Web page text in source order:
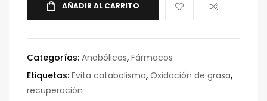
AÑADIR AL CARRITO
Categorías: Anabólicos, Fármacos
Etiquetas: Evita catabolismo, Oxidación de grasa,
recuperación